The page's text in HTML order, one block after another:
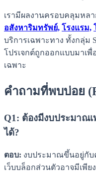
เรามีผลงานครอบคลุมหล
อสังหาริมทรัพย์, โรงแรม,
บริการเฉพาะทาง ทั้งกลุ่ม
โปรเจกต์ถูกออกแบบมาเ
เฉพาะ
คำถามที่พบบ่อย
Q1: ต้องมีงบประมาณเ
ได้?
ตอบ: งบประมาณขึ้นอยู่กับ
เว็บบล็อกส่วนตัวอาจมีเพี